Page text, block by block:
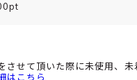
させて頂いた際に未使用、未
はこちら